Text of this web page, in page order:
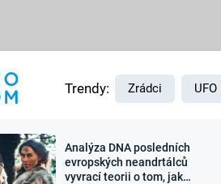
Výročí
Trendy: Zrádci UFO
Analýza DNA posledních
evropských neandrtálců
vyvrací teorii o tom, jak